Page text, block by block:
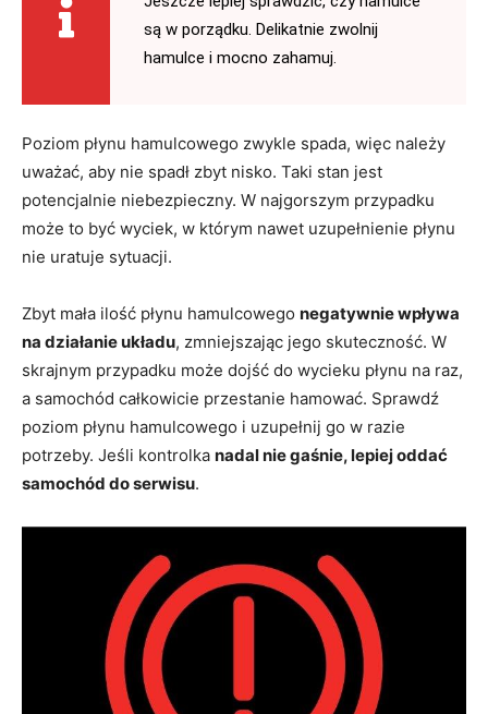
są w porządku. Delikatnie zwolnij
hamulce i mocno zahamuj.
Poziom płynu hamulcowego zwykle spada, więc należy
uważać, aby nie spadł zbyt nisko. Taki stan jest
potencjalnie niebezpieczny. W najgorszym przypadku
może to być wyciek, w którym nawet uzupełnienie płynu
nie uratuje sytuacji.
Zbyt mała ilość płynu hamulcowego negatywnie wpływa
na działanie układu, zmniejszając jego skuteczność. W
skrajnym przypadku może dojść do wycieku płynu na raz,
a samochód całkowicie przestanie hamować. Sprawdź
poziom płynu hamulcowego i uzupełnij go w razie
potrzeby. Jeśli kontrolka nadal nie gaśnie, lepiej oddać
samochód do serwisu.